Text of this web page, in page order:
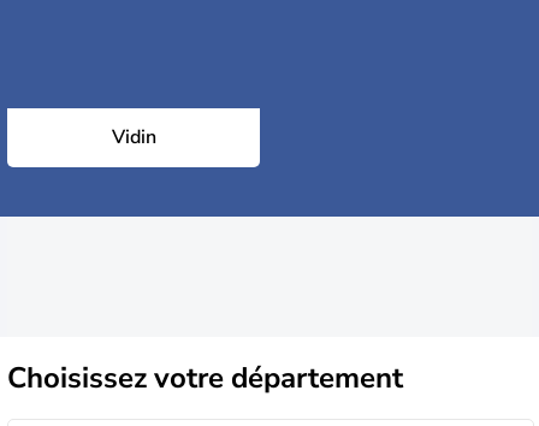
Vidin
Choisissezvotre département